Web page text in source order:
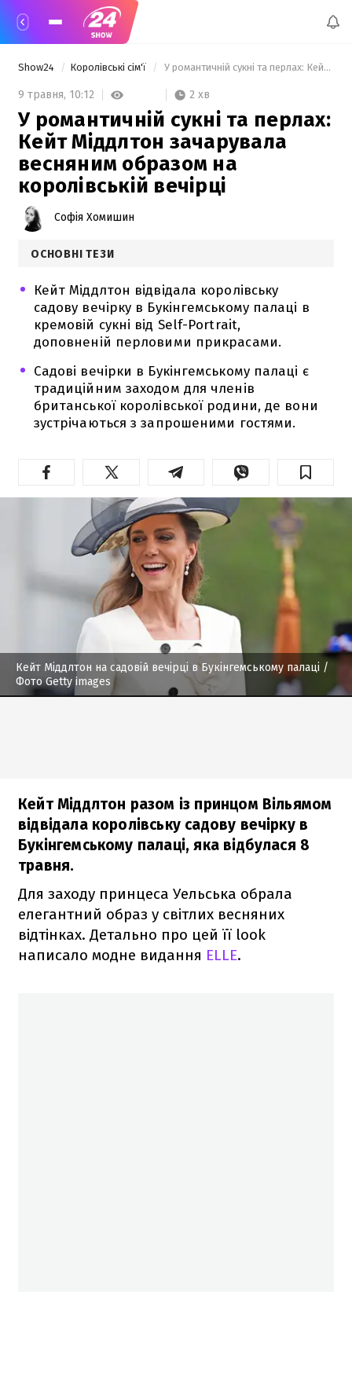
Show24 Королівські сім'ї У романтичній сукні та перлах: Кейт Міддлтон зачарувала весняним образом на королівській вечірці
9 травня, 10:12 2 хв
У романтичній сукні та перлах:
Кейт Міддлтон зачарувала
весняним образом на
королівській вечірці
Софія Хомишин
ОСНОВНІ ТЕЗИ
Кейт Міддлтон відвідала королівську
садову вечірку в Букінгемському палаці в
кремовій сукні від Self-Portrait,
доповненій перловими прикрасами.
Садові вечірки в Букінгемському палаці є
традиційним заходом для членів
британської королівської родини, де вони
зустрічаються з запрошеними гостями.
Кейт Міддлтон на садовій вечірці в Букінгемському палаці /
Фото Getty images
Кейт Міддлтон разом із принцом Вільямом
відвідала королівську садову вечірку в
Букінгемському палаці, яка відбулася 8
травня.
Для заходу принцеса Уельська обрала
елегантний образ у світлих весняних
відтінках. Детально про цей її look
написало модне видання ELLE.